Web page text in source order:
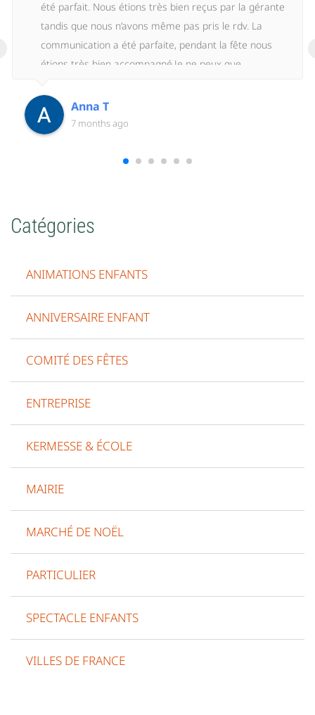
été parfait. Nous étions très bien reçus par la gérante
tandis que nous n’avons même pas pris le rdv. La
communication a été parfaite, pendant la fête nous
étions très bien accompagné.Je ne peux que
merci à toute l’équipe!
Anna T
7 months ago
Catégories
ANIMATIONS ENFANTS
ANNIVERSAIRE ENFANT
COMITÉ DES FÊTES
ENTREPRISE
KERMESSE & ÉCOLE
MAIRIE
MARCHÉ DE NOËL
PARTICULIER
SPECTACLE ENFANTS
VILLES DE FRANCE